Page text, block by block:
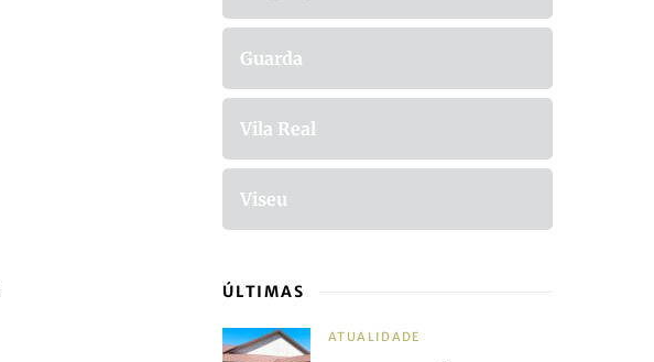
Guarda
Vila Real
Viseu
ÚLTIMAS
ATUALIDADE